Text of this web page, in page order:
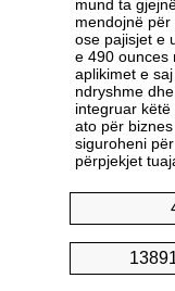
mund ta
mendojnë
ose pajisjet e
e 490 ounces
aplikimet e
ndryshme
integruar
ato për
siguroheni
përpjekjet